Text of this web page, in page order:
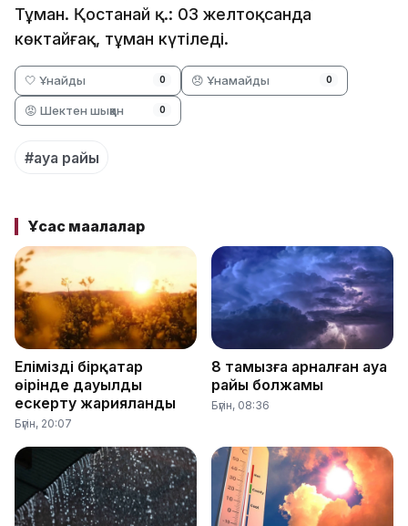
Тұман. Қостанай қ.: 03 желтоқсанда
көктайғақ, тұман күтіледі.
🤍 Ұнайды 0 😞 Ұнамайды 0
😡 Шектен шыққан 0
#ауа райы
Ұқсас мақалалар
Еліміздің бірқатар
өңірінде дауылды
ескерту жарияланды
Бүгін, 20:07
8 тамызға арналған ауа
райы болжамы
Бүгін, 08:36